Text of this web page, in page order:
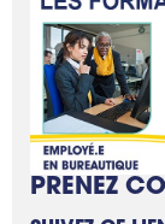
PRENEZ